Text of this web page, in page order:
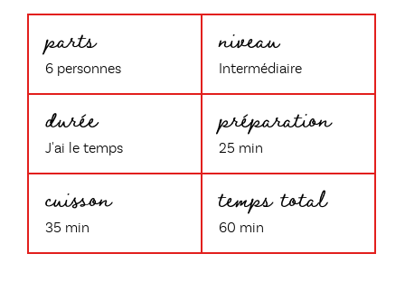
parts
6 personnes
niveau
Intermédiaire
durée
J'ai le temps
préparation
25 min
cuisson
35 min
temps total
60 min